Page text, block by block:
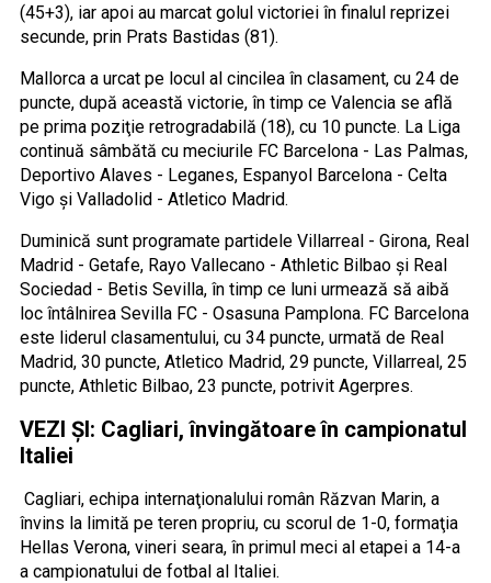
(45+3), iar apoi au marcat golul victoriei în finalul reprizei
secunde, prin Prats Bastidas (81).
Mallorca a urcat pe locul al cincilea în clasament, cu 24 de
puncte, după această victorie, în timp ce Valencia se află
pe prima poziţie retrogradabilă (18), cu 10 puncte. La Liga
continuă sâmbătă cu meciurile FC Barcelona - Las Palmas,
Deportivo Alaves - Leganes, Espanyol Barcelona - Celta
Vigo şi Valladolid - Atletico Madrid.
Duminică sunt programate partidele Villarreal - Girona, Real
Madrid - Getafe, Rayo Vallecano - Athletic Bilbao şi Real
Sociedad - Betis Sevilla, în timp ce luni urmează să aibă
loc întâlnirea Sevilla FC - Osasuna Pamplona. FC Barcelona
este liderul clasamentului, cu 34 puncte, urmată de Real
Madrid, 30 puncte, Atletico Madrid, 29 puncte, Villarreal, 25
puncte, Athletic Bilbao, 23 puncte, potrivit Agerpres.
VEZI ȘI: Cagliari, învingătoare în campionatul
Italiei
Cagliari, echipa internaţionalului român Răzvan Marin, a
învins la limită pe teren propriu, cu scorul de 1-0, formaţia
Hellas Verona, vineri seara, în primul meci al etapei a 14-a
a campionatului de fotbal al Italiei.